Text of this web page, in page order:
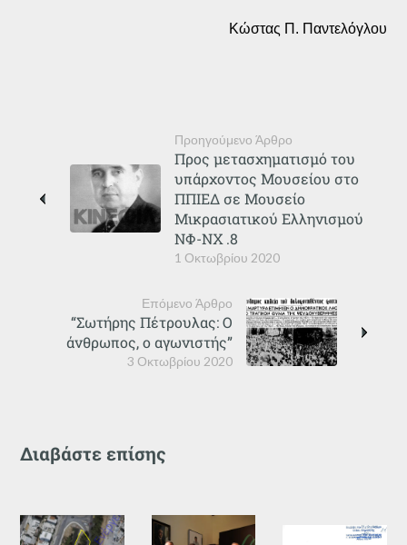
Κώστας Π. Παντελόγλου
Προηγούμενο Άρθρο
1 Οκτωβρίου 2020
Προς μετασχηματισμό του
υπάρχοντος Μουσείου στο
ΠΠΙΕΔ σε Μουσείο
Μικρασιατικού Ελληνισμού
ΝΦ-ΝΧ .8
Επόμενο Άρθρο
3 Οκτωβρίου 2020
“Σωτήρης Πέτρουλας: Ο
άνθρωπος, ο αγωνιστής”
Διαβάστε επίσης